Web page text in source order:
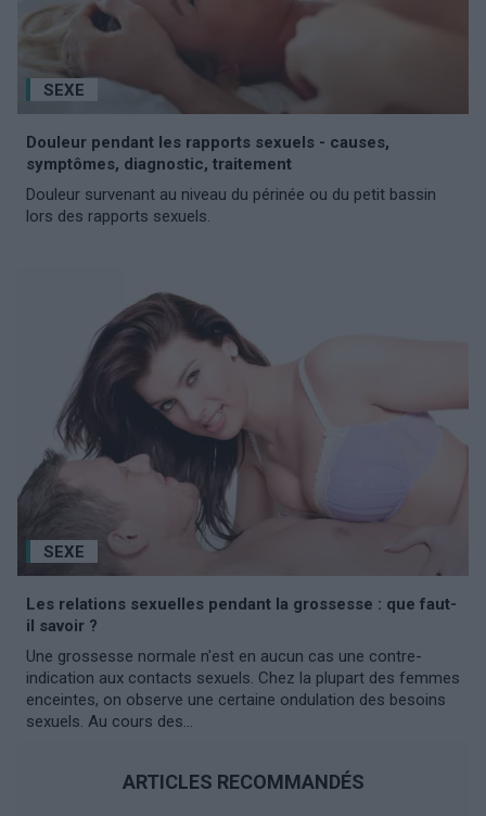
SEXE
Douleur pendant les rapports sexuels - causes,
symptômes, diagnostic, traitement
Douleur survenant au niveau du périnée ou du petit bassin
lors des rapports sexuels.
SEXE
Les relations sexuelles pendant la grossesse : que faut-
il savoir ?
Une grossesse normale n'est en aucun cas une contre-
indication aux contacts sexuels. Chez la plupart des femmes
enceintes, on observe une certaine ondulation des besoins
sexuels. Au cours des...
ARTICLES RECOMMANDÉS